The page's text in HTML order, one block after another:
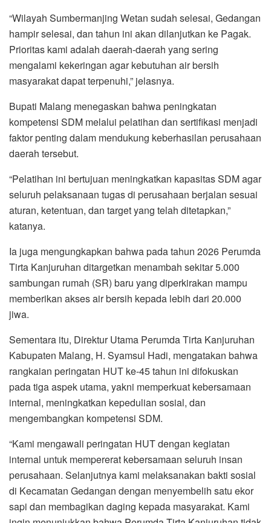
“Wilayah Sumbermanjing Wetan sudah selesai, Gedangan
hampir selesai, dan tahun ini akan dilanjutkan ke Pagak.
Prioritas kami adalah daerah-daerah yang sering
mengalami kekeringan agar kebutuhan air bersih
masyarakat dapat terpenuhi,” jelasnya.
Bupati Malang menegaskan bahwa peningkatan
kompetensi SDM melalui pelatihan dan sertifikasi menjadi
faktor penting dalam mendukung keberhasilan perusahaan
daerah tersebut.
“Pelatihan ini bertujuan meningkatkan kapasitas SDM agar
seluruh pelaksanaan tugas di perusahaan berjalan sesuai
aturan, ketentuan, dan target yang telah ditetapkan,”
katanya.
Ia juga mengungkapkan bahwa pada tahun 2026 Perumda
Tirta Kanjuruhan ditargetkan menambah sekitar 5.000
sambungan rumah (SR) baru yang diperkirakan mampu
memberikan akses air bersih kepada lebih dari 20.000
jiwa.
Sementara itu, Direktur Utama Perumda Tirta Kanjuruhan
Kabupaten Malang, H. Syamsul Hadi, mengatakan bahwa
rangkaian peringatan HUT ke-45 tahun ini difokuskan
pada tiga aspek utama, yakni memperkuat kebersamaan
internal, meningkatkan kepedulian sosial, dan
mengembangkan kompetensi SDM.
“Kami mengawali peringatan HUT dengan kegiatan
internal untuk mempererat kebersamaan seluruh insan
perusahaan. Selanjutnya kami melaksanakan bakti sosial
di Kecamatan Gedangan dengan menyembelih satu ekor
sapi dan membagikan daging kepada masyarakat. Kami